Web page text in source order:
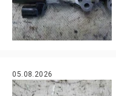
05.08.2026